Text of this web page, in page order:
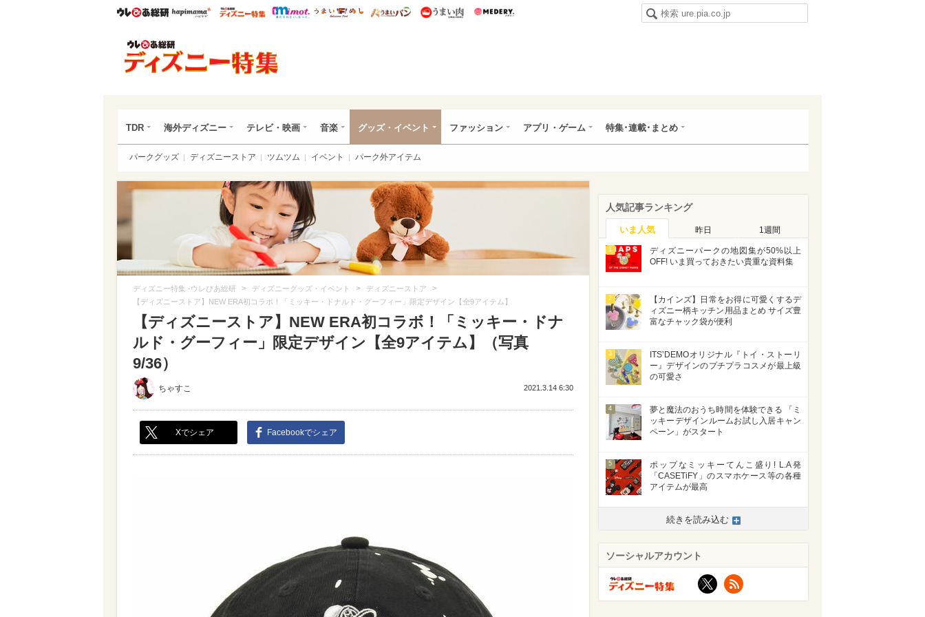
ウレぴあ総研ハピママ* ウレぴあ総研 ディズニー特集
mimot. うまいめし うまいパン うまい肉
TDR 海外ディズニー テレビ・映画 音楽 グッズ・イベント ファッション アプリ・ゲーム 特集･連載･まとめ
パークグッズ ディズニーストア ツムツム イベント パーク外アイテム
ディズニー特集 -ウレぴあ総研 > ディズニーグッズ・イベント > ディズニーストア >
【ディズニーストア】NEW ERA初コラボ！「ミッキー・ドナルド・グーフィー」限定デザイン【全9アイテム】
【ディズニーストア】NEW ERA初コラボ！「ミッキー・ドナ
ルド・グーフィー」限定デザイン【全9アイテム】（写真
9/36）
ちゃすこ 2021.3.14 6:30
Xでシェア Facebookでシェア
人気記事ランキング
いま人気 昨日 1週間
1
ディズニーパークの地図集が50%以上
OFF! いま買っておきたい貴重な資料集
2
【カインズ】日常をお得に可愛くするデ
ィズニー柄キッチン用品まとめ サイズ豊
富なチャック袋が便利
3
ITS’DEMOオリジナル『トイ・ストーリ
ー』デザインのプチプラコスメが最上級
の可愛さ
4
夢と魔法のおうち時間を体験できる 「ミ
ッキーデザインルームお試し入居キャン
ペーン」がスタート
5
ポップなミッキーてんこ盛り! L.A発
「CASETiFY」のスマホケース等の各種
アイテムが最高
続きを読み込む
ソーシャルアカウント
X